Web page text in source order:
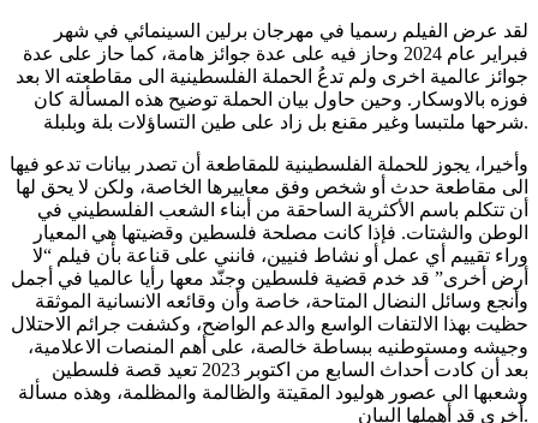
لقد عرض الفيلم رسميا في مهرجان برلين السينمائي في شهر
فبراير عام 2024 وحاز فيه على عدة جوائز هامة، كما حاز على عدة
جوائز عالمية اخرى ولم تدعُ الحملة الفلسطينية الى مقاطعته الا بعد
فوزه بالاوسكار. وحين حاول بيان الحملة توضيح هذه المسألة كان
شرحها ملتبسا وغير مقنع بل زاد على طين التساؤلات بلة وبلبلة.
وأخيرا، يجوز للحملة الفلسطينية للمقاطعة أن تصدر بيانات تدعو فيها
الى مقاطعة حدث أو شخص وفق معاييرها الخاصة، ولكن لا يحق لها
أن تتكلم باسم الأكثرية الساحقة من أبناء الشعب الفلسطيني في
الوطن والشتات. فإذا كانت مصلحة فلسطين وقضيتها هي المعيار
وراء تقييم أي عمل أو نشاط فنيين، فانني على قناعة بأن فيلم “لا
أرض أخرى” قد خدم قضية فلسطين وجنّد معها رأيا عالميا في أجمل
وأنجع وسائل النضال المتاحة، خاصة وأن وقائعه الانسانية الموثقة
حظيت بهذا الالتفات الواسع والدعم الواضح، وكشفت جرائم الاحتلال
وجيشه ومستوطنيه ببساطة خالصة، على أهم المنصات الاعلامية،
بعد أن كادت أحداث السابع من اكتوبر 2023 تعيد قصة فلسطين
وشعبها الى عصور هوليود المقيتة والظالمة والمظلمة، وهذه مسألة
أخرى قد أهملها البيان.